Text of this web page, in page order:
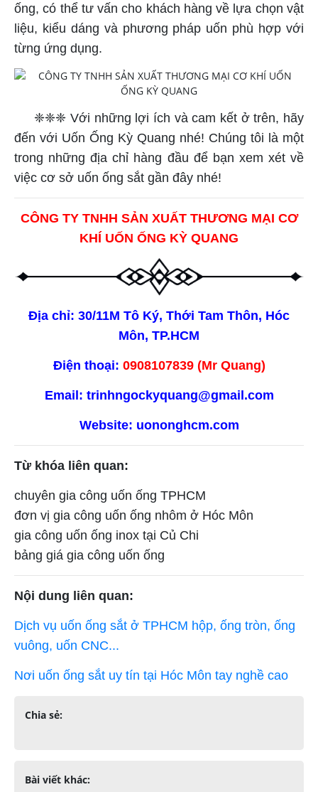
ống, có thể tư vấn cho khách hàng về lựa chọn vật
liệu, kiểu dáng và phương pháp uốn phù hợp với
từng ứng dụng.
❈❈❈ Với những lợi ích và cam kết ở trên, hãy
đến với Uốn Ống Kỳ Quang nhé! Chúng tôi là một
trong những địa chỉ hàng đầu để bạn xem xét về
việc cơ sở uốn ống sắt gần đây nhé!
CÔNG TY TNHH SẢN XUẤT THƯƠNG MẠI CƠ
KHÍ UỐN ỐNG KỲ QUANG
Địa chỉ: 30/11M Tô Ký, Thới Tam Thôn, Hóc
Môn, TP.HCM
Điện thoại: 0908107839(Mr Quang)
Email: trinhngockyquang@gmail.com
Website: uononghcm.com
Từ khóa liên quan:
chuyên gia công uốn ống TPHCM
đơn vị gia công uốn ống nhôm ở Hóc Môn
gia công uốn ống inox tại Củ Chi
bảng giá gia công uốn ống
Nội dung liên quan:
Dịch vụ uốn ống sắt ở TPHCM hộp, ống tròn, ống
vuông, uốn CNC...
Nơi uốn ống sắt uy tín tại Hóc Môn tay nghề cao
Chia sẻ:
Bài viết khác: